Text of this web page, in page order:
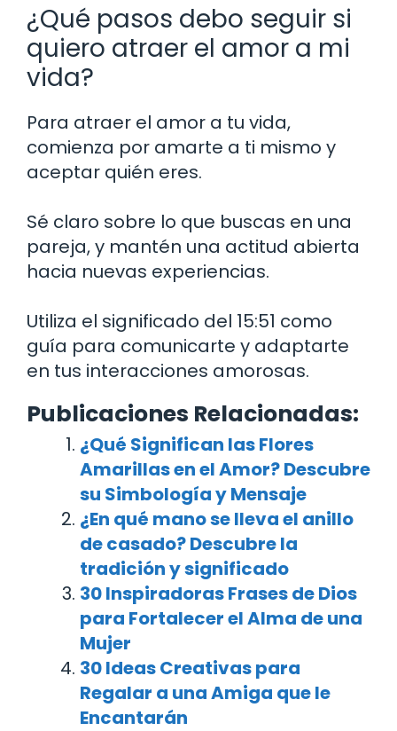
¿Qué pasos debo seguir si
quiero atraer el amor a mi
vida?
Para atraer el amor a tu vida,
comienza por amarte a ti mismo y
aceptar quién eres.
Sé claro sobre lo que buscas en una
pareja, y mantén una actitud abierta
hacia nuevas experiencias.
Utiliza el significado del 15:51 como
guía para comunicarte y adaptarte
en tus interacciones amorosas.
Publicaciones Relacionadas:
¿Qué Significan las Flores
Amarillas en el Amor? Descubre
su Simbología y Mensaje
¿En qué mano se lleva el anillo
de casado? Descubre la
tradición y significado
30 Inspiradoras Frases de Dios
para Fortalecer el Alma de una
Mujer
30 Ideas Creativas para
Regalar a una Amiga que le
Encantarán